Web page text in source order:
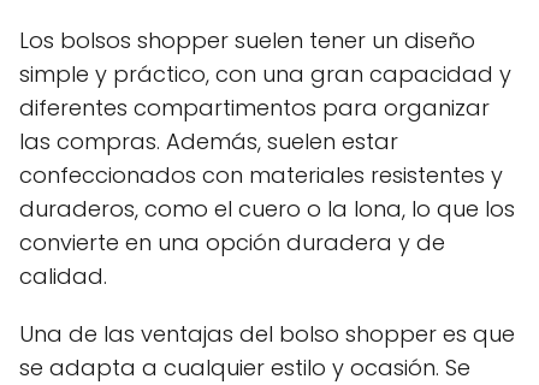
Los bolsos shopper suelen tener un diseño
simple y práctico, con una gran capacidad y
diferentes compartimentos para organizar
las compras. Además, suelen estar
confeccionados con materiales resistentes y
duraderos, como el cuero o la lona, lo que los
convierte en una opción duradera y de
calidad.
Una de las ventajas del bolso shopper es que
se adapta a cualquier estilo y ocasión. Se